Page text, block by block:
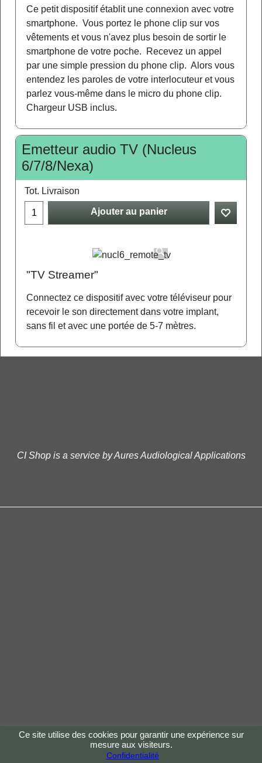
Ce petit dispositif établit une connexion avec votre
smartphone. Vous portez le phone clip sur vos
vêtements et vous n'avez plus besoin de sortir le
smartphone de votre poche. Recevez un appel
par une simple pression du phone clip. Alors vous
entendez les paroles de votre interlocuteur et vous
parlez vous-même dans le micro du phone clip.
Chargeur USB inclus.
Emetteur audio TV (Nucleus
6/7/8/Nexa)
Tot. Livraison
Ajouter au panier
"TV Streamer"
Connectez ce dispositif avec votre téléviseur pour
recevoir le son directement dans votre implant,
sans fil et avec une portée de 5-7 mètres.
CI Shop is a service by Aures Audiological Applications
Ce site utilise des cookies pour garantir une expérience sur
mesure aux visiteurs.
Confidentialité